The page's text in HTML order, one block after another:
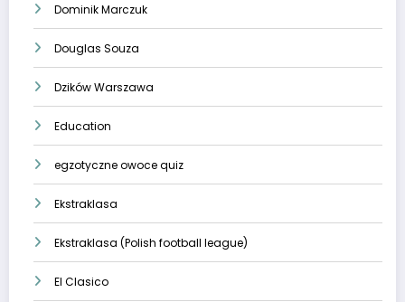
Dominik Marczuk
Douglas Souza
Dzików Warszawa
Education
egzotyczne owoce quiz
Ekstraklasa
Ekstraklasa (Polish football league)
El Clasico